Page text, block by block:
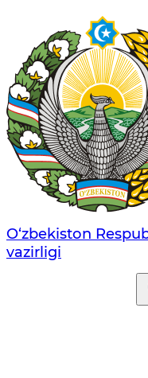
O‘zbеkistоn
vаzirligi